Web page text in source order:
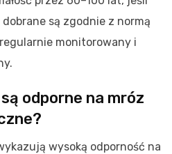
są zgodnie z normą
monitorowany i
odporne na mróz
wysoką odporność na